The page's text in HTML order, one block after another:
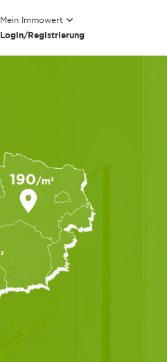
Mein Immowert
Login/Registrierung